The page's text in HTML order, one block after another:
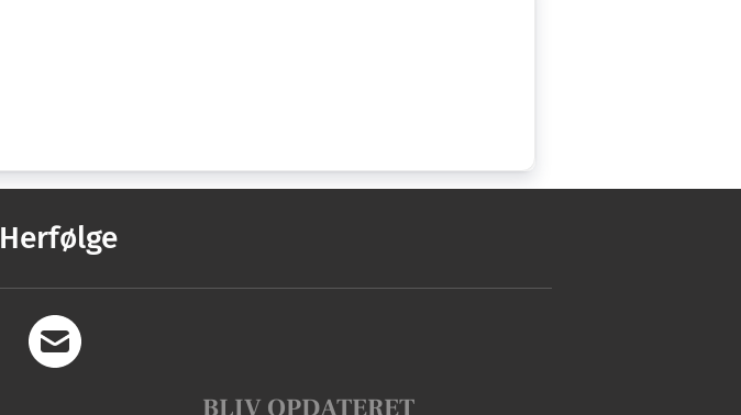
Herfølge
BLIV OPDATERET